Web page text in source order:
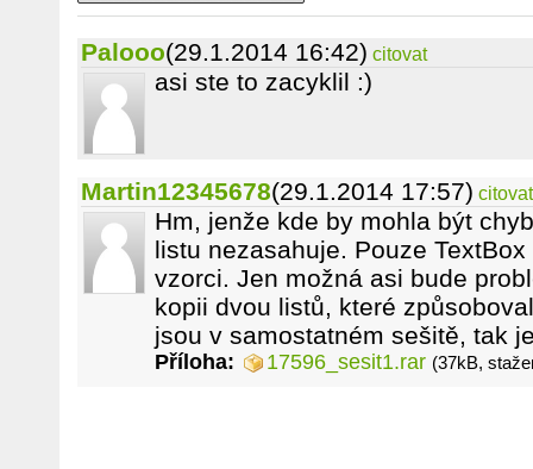
Palooo(29.1.2014 16:42) citovat
asi ste to zacyklil :)
Martin12345678(29.1.2014 17:57) citovat
Hm, jenže kde by mohla být
listu nezasahuje. Pouze
vzorci. Jen možná asi bude
kopii dvou listů, které
jsou v samostatném sešitě, tak
Příloha: 17596_sesit1.rar (37kB,